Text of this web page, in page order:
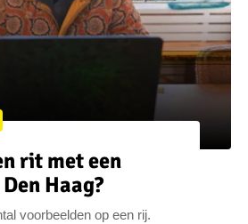
rit met een
Haag?
voorbeelden op een rij.